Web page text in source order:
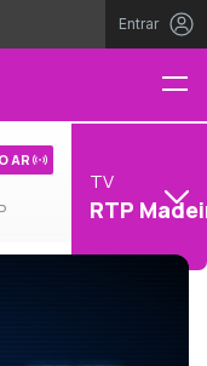
Entrar
AR
TV
RTP